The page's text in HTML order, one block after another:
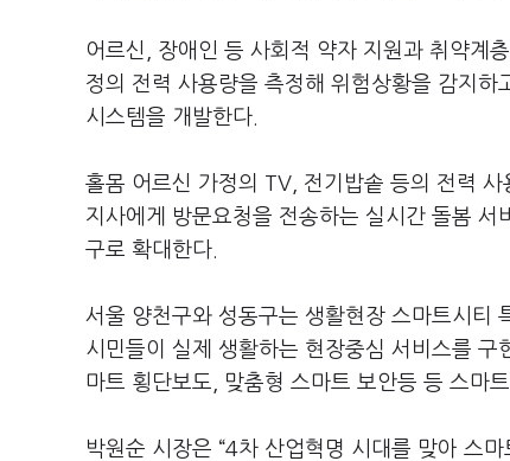
어르신, 장애인 등 사회적 약자 지원과 취약계
정의 전력 사용량을 측정해 위험상황을 감지
시스템을 개발한다.
홀몸 어르신 가정의 TV, 전기밥솥 등의 전력
지사에게 방문요청을 전송하는 실시간 돌봄
구로 확대한다.
서울 양천구와 성동구는 생활현장 스마트시티
시민들이 실제 생활하는 현장중심 서비스를
마트 횡단보도, 맞춤형 스마트 보안등 등 스마
박원순 시장은 “4차 산업혁명 시대를 맞아 스